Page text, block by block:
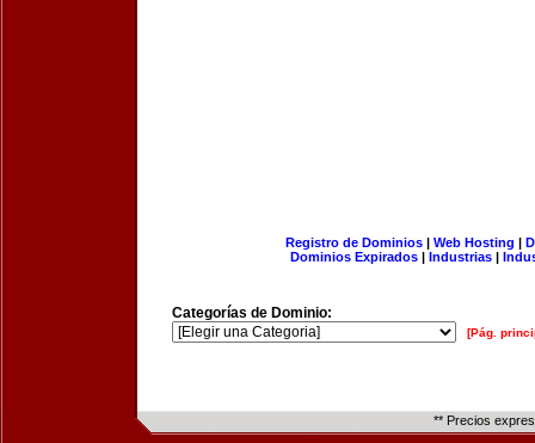
Registro de Dominios| Web Hosting |
Dominios Expirados | Industrias |
Categorías de Dominio:
[Pág.
** Precios